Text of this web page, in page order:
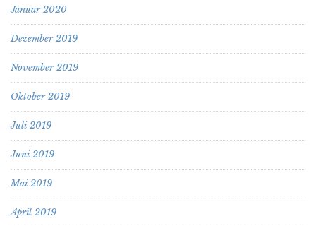
Januar 2020
Dezember 2019
November 2019
Oktober 2019
Juli 2019
Juni 2019
Mai 2019
April 2019